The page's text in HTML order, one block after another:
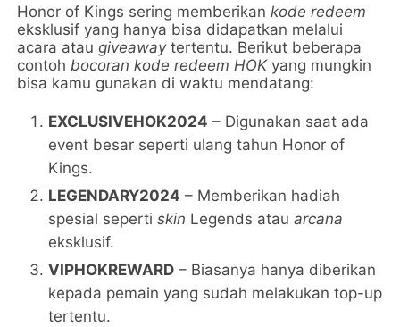
Honor of Kings sering memberikankode redeem
eksklusif yang hanya bisa didapatkan melalui
acara ataugiveawaytertentu. Berikut beberapa
contohbocoran kode redeem HOKyang mungkin
bisa kamu gunakan di waktu mendatang:
EXCLUSIVEHOK2024 – Digunakan saat ada
event besar seperti ulang tahun Honor of
Kings.
LEGENDARY2024 – Memberikan hadiah
spesial sepertiskin Legends atauarcana
eksklusif.
VIPHOKREWARD – Biasanya hanya diberikan
kepada pemain yang sudah melakukan top-up
tertentu.